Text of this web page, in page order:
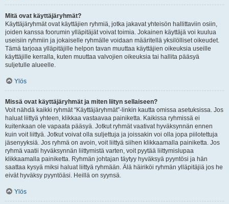
Mitä ovat käyttäjäryhmät?
Käyttäjäryhmät ovat käyttäjien ryhmiä, jotka jakavat yhteisön hallittaviin osiin,
joiden kanssa foorumin ylläpitäjät voivat toimia. Jokainen käyttäjä voi kuulua
useisiin ryhmiin ja jokaiselle ryhmälle voidaan määritellä yksilölliset oikeudet.
Tämä tarjoaa ylläpitäjille helpon tavan muuttaa käyttäjien oikeuksia useille
käyttäjille kerralla, kuten muuttaa valvojien oikeuksia tai hallita pääsyä
suljetulle alueelle.
Ylös
Missä ovat käyttäjäryhmät ja miten liityn sellaiseen?
Voit nähdä kaikki ryhmät “Käyttäjäryhmät”-linkin kautta omissa asetuksissa. Jos
haluat liittyä yhteen, klikkaa vastaavaa painiketta. Kaikissa ryhmissä ei
kuitenkaan ole vapaata pääsyä. Jotkut ryhmät vaativat hyväksynnän ennen
kuin voit liittyä. Jotkut voivat olla suljettuja ja joissakin voi olla jopa piilotettuja
jäsenyyksiä. Jos ryhmä on avoin, voit liittyä siihen klikkaamalla painiketta. Jos
ryhmä vaatii hyväksynnän liittymistä varten, voit pyytää liittymislupaa
klikkaamalla painiketta. Ryhmän johtajan täytyy hyväksyä pyyntösi ja hän
saattaa kysyä miksi haluat liittyä ryhmään. Älä häiriköi ryhmän ylläpitäjiä jos he
eivät hyväksy pyyntöäsi. Heillä on syynsä.
Ylös